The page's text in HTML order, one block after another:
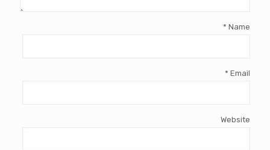
Name
*
Email
*
Website